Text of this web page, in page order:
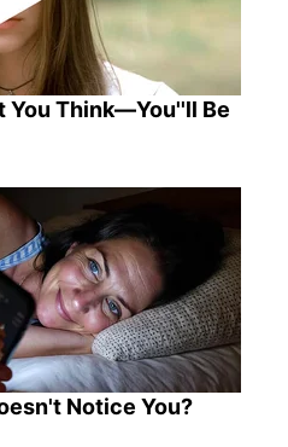
You Think—You''ll Be
Notice You?